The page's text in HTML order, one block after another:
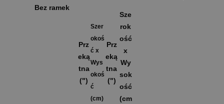
Bez ramek
Prz
eką
tna
(")
Szer
okoś
ć x
Wys
okoś
ć
(cm)
Prz
eką
tna
(")
Sze
rok
ość
x
Wy
sok
ość
(cm